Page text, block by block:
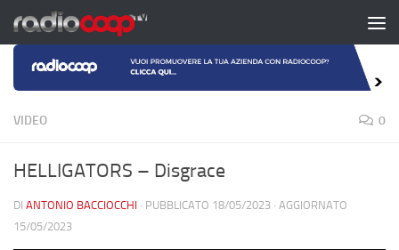
Salta al contenuto
VIDEO 0
HELLIGATORS – Disgrace
DI ANTONIO BACCIOCCHI · PUBBLICATO 18/05/2023 · AGGIORNATO
15/05/2023